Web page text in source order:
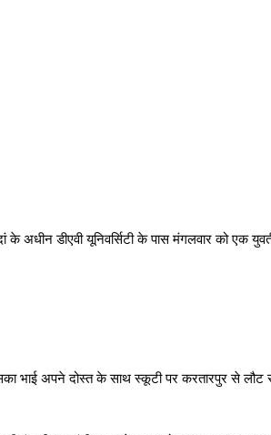
के अधीन डीएवी यूनिवर्सिटी के पास मंगलवार को एक
भाई अपने दोस्त के साथ स्कूटी पर करतारपुर से लौट